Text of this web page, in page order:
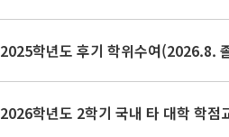
2025학년도 후기 학위수여(2026.8.
2026학년도 2학기 국내 타 대학 학점